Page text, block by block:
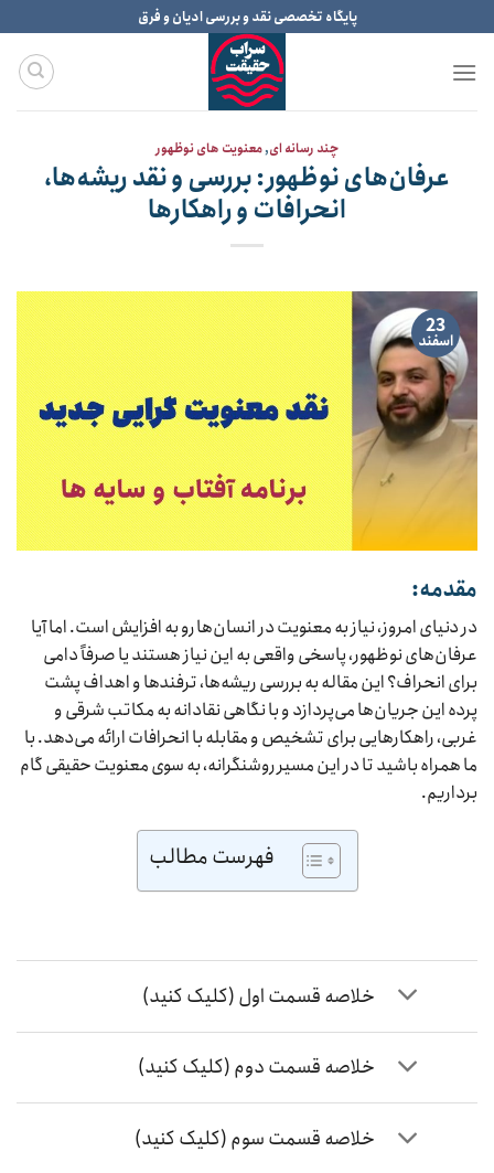
to
content
پایگاه تخصصی نقد و بررسی ادیان و فرق
چند رسانه ای,معنویت های نوظهور
عرفان‌های نوظهور: بررسی و نقد ریشه‌ها،
انحرافات و راهکارها
23
اسفند
مقدمه:
در دنیای امروز، نیاز به معنویت در انسان‌ها رو به افزایش است. اما آیا
عرفان‌های نوظهور، پاسخی واقعی به این نیاز هستند یا صرفاً دامی
برای انحراف؟ این مقاله به بررسی ریشه‌ها، ترفندها و اهداف پشت
پرده این جریان‌ها می‌پردازد و با نگاهی نقادانه به مکاتب شرقی و
غربی، راهکارهایی برای تشخیص و مقابله با انحرافات ارائه می‌دهد. با
ما همراه باشید تا در این مسیر روشنگرانه، به سوی معنویت حقیقی گام
برداریم.
فهرست مطالب
خلاصه قسمت اول (کلیک کنید)
خلاصه قسمت دوم (کلیک کنید)
خلاصه قسمت سوم (کلیک کنید)